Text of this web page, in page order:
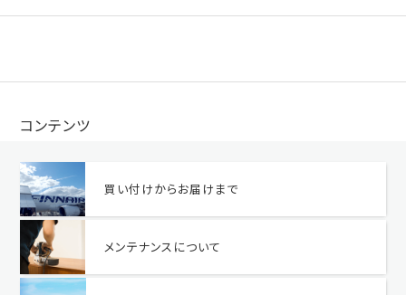
コンテンツ
買い付けからお届けまで
メンテナンスについて